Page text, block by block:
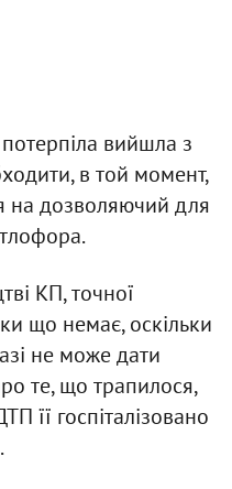
вийшла з
в той момент,
на дозволяючий для
КП, точної
що немає, оскільки
не може дати
те, що трапилося,
її госпіталізовано